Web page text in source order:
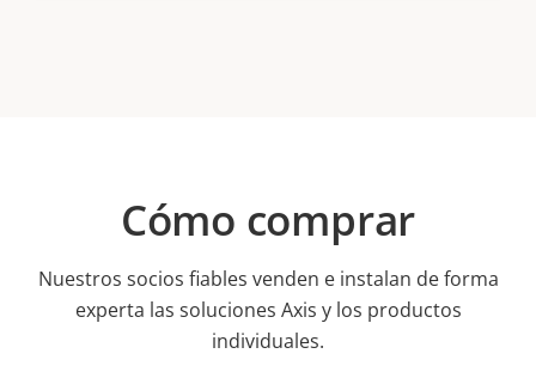
Cómo comprar
Nuestros socios fiables venden e instalan de forma
experta las soluciones Axis y los productos
individuales.